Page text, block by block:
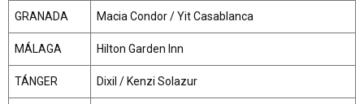
GRANADA Macia Condor / Yit Casablanca
MÁLAGA Hilton Garden Inn
TÁNGER Dixil / Kenzi Solazur